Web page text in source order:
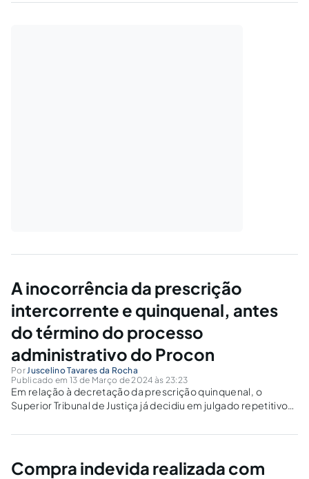
A inocorrência da prescrição
intercorrente e quinquenal, antes
do término do processo
administrativo do Procon
PorJuscelino Tavares da Rocha
Publicado em 13 de Março de 2024 às 23:23
Em relação à decretação da prescrição quinquenal, o
Superior Tribunal de Justiça já decidiu em julgado repetitivo
infração a ser apurada e a data da decisão com transito...
Compra indevida realizada com